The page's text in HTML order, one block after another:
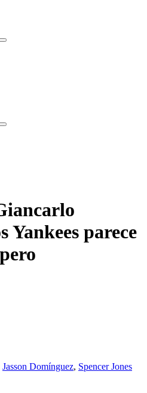
Yankees parece
Jasson Domínguez, Spencer Jones